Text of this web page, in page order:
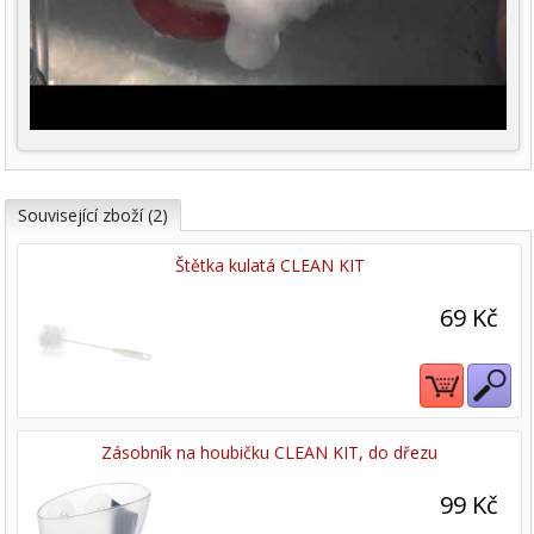
Související zboží (2)
Štětka kulatá CLEAN KIT
69 Kč
Zásobník na houbičku CLEAN KIT, do dřezu
99 Kč